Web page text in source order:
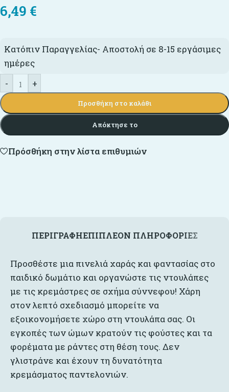
6,49 €
Κατόπιν Παραγγελίας- Αποστολή σε 8-15 εργάσιμες
ημέρες
-
+
Προσθήκη στο καλάθι
Απόκτησε το
Πρόσθήκη στην λίστα επιθυμιών
ΠΕΡΙΓΡΑΦΉΕΠΙΠΛΈΟΝ ΠΛΗΡΟΦΟΡΊΕΣ
Προσθέστε μια πινελιά χαράς και φαντασίας στο
παιδικό δωμάτιο και οργανώστε τις ντουλάπες
με τις κρεμάστρες σε σχήμα σύννεφου! Χάρη
στον λεπτό σχεδιασμό μπορείτε να
εξοικονομήσετε χώρο στη ντουλάπα σας. Οι
εγκοπές των ώμων κρατούν τις φούστες και τα
φορέματα με ράντες στη θέση τους. Δεν
γλιστράνε και έχουν τη δυνατότητα
κρεμάσματος παντελονιών.